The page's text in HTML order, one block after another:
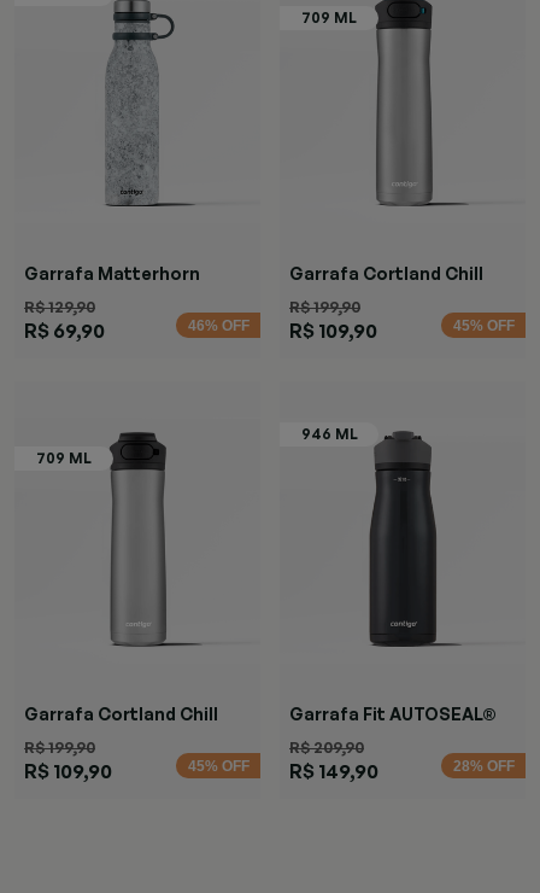
Garrafa Matterhorn
R$ 129,90
R$ 69,90 46% OFF
Garrafa Cortland Chill
R$ 199,90
R$ 109,90 45% OFF
Garrafa Cortland Chill
R$ 199,90
R$ 109,90 45% OFF
Garrafa Fit AUTOSEAL®
R$ 209,90
R$ 149,90 28% OFF